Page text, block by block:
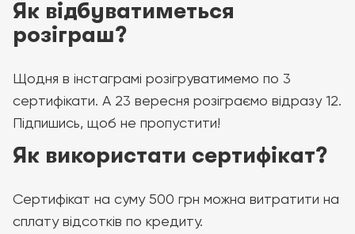
Як відбуватиметься
розіграш?
Щодня в інстаграмі розігруватимемо по 3
сертифікати. А 23 вересня розіграємо відразу 12.
Підпишись, щоб не пропустити!
Як використати сертифікат?
Сертифікат на суму 500 грн можна витратити на
сплату відсотків по кредиту.